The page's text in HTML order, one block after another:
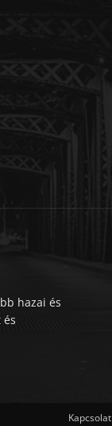
hazai és
Kapcsolat